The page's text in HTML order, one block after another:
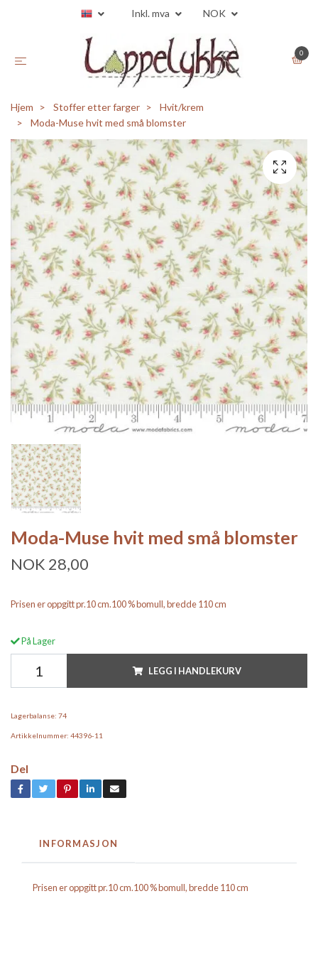
Inkl. mva NOK
0
Hjem Stoffer etter farger
Hvit/krem
Moda-Muse hvit med små blomster
Moda-Muse hvit med små blomster
NOK 28,00
Prisen er oppgitt pr.10 cm.100 % bomull, bredde 110 cm
På Lager
LEGG I HANDLEKURV
Lagerbalanse: 74
Artikkelnummer: 44396-11
Del
INFORMASJON
Prisen er oppgitt pr.10 cm.100 % bomull, bredde 110 cm